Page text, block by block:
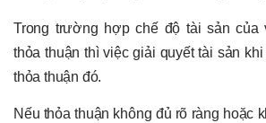
Trong trường hợp chế độ tài sản
thỏa thuận thì việc giải quyết tài sản
thỏa thuận đó.
Nếu thỏa thuận không đủ rõ ràng hoặc